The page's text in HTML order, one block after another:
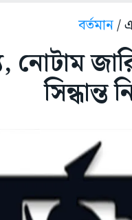
বর্তমান/
নোটাম
সিন্ধান্ত